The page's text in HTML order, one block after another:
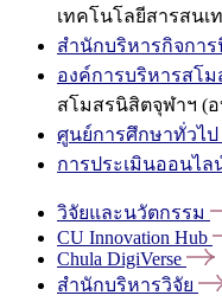
เทคโนโลยีสารสนเ
สำนักบริหารกิจกา
องค์การบริหารสโ
สโมสรนิสิตจุฬาฯ (อ
ศูนย์การศึกษาทั่วไป
การประเมินออนไล
วิจัยและนวัตกรรม
CU Innovation Hub
Chula DigiVerse
สำนักบริหารวิจัย